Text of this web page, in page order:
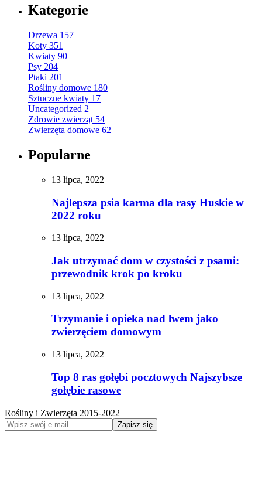
Kategorie
Drzewa 157
Koty 351
Kwiaty 90
Psy 204
Ptaki 201
Rośliny domowe 180
Sztuczne kwiaty 17
Uncategorized 2
Zdrowie zwierząt 54
Zwierzęta domowe 62
Popularne
13 lipca, 2022
Najlepsza psia karma dla rasy Huskie w
2022 roku
13 lipca, 2022
Jak utrzymać dom w czystości z psami:
przewodnik krok po kroku
13 lipca, 2022
Trzymanie i opieka nad lwem jako
zwierzęciem domowym
13 lipca, 2022
Top 8 ras gołębi pocztowych Najszybsze
gołębie rasowe
Rośliny i Zwierzęta 2015-2022
Zapisz się